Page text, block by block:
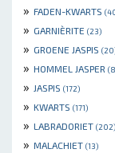
» FADEN-KWARTS
» GARNIÈRITE (23)
» GROENE JASPIS
» HOMMEL JASPER
» JASPIS (172)
» KWARTS (171)
» LABRADORIET (202)
» MALACHIET (13)